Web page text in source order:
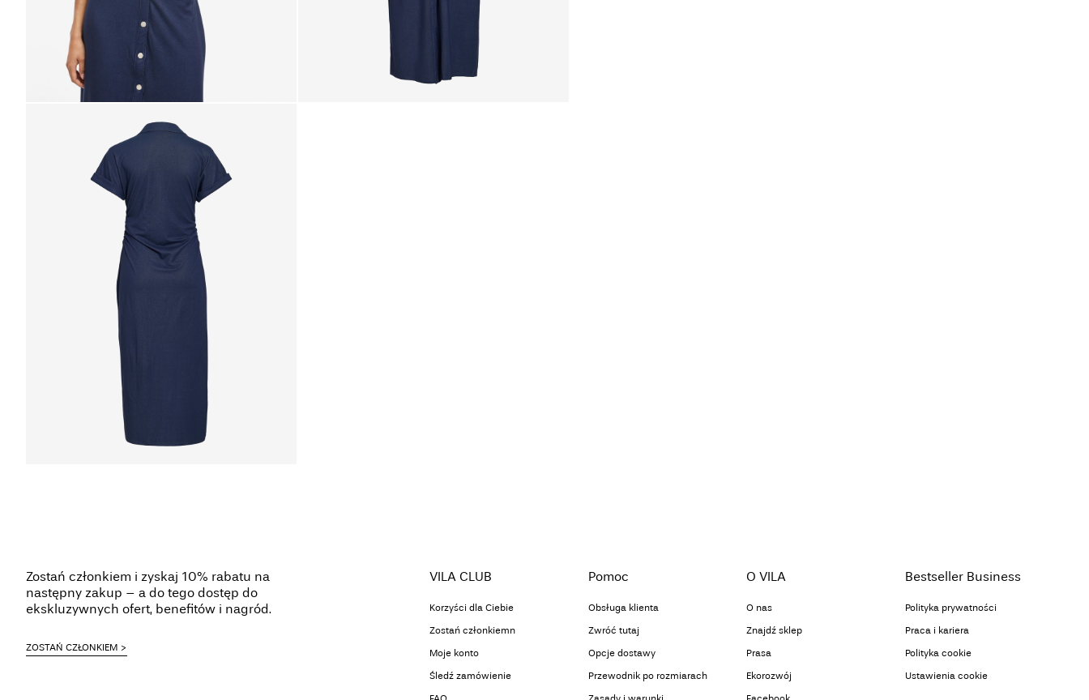
Zostań członkiem i zyskaj 10% rabatu na
następny zakup – a do tego dostęp do
ekskluzywnych ofert, benefitów i nagród.
ZOSTAŃ CZŁONKIEM
VILA CLUB
Korzyści dla Ciebie
Zostań członkiemn
Moje konto
Śledź zamówienie
Pomoc
Obsługa klienta
Zwróć tutaj
Opcje dostawy
Przewodnik po rozmiarach
O VILA
O nas
Znajdź sklep
Prasa
Ekorozwój
Bestseller Business
Polityka prywatności
Praca i kariera
Polityka cookie
Ustawienia cookie